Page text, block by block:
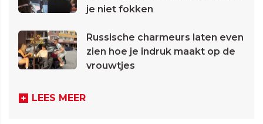
je niet fokken
Russische charmeurs laten even
zien hoe je indruk maakt op de
vrouwtjes
LEES MEER